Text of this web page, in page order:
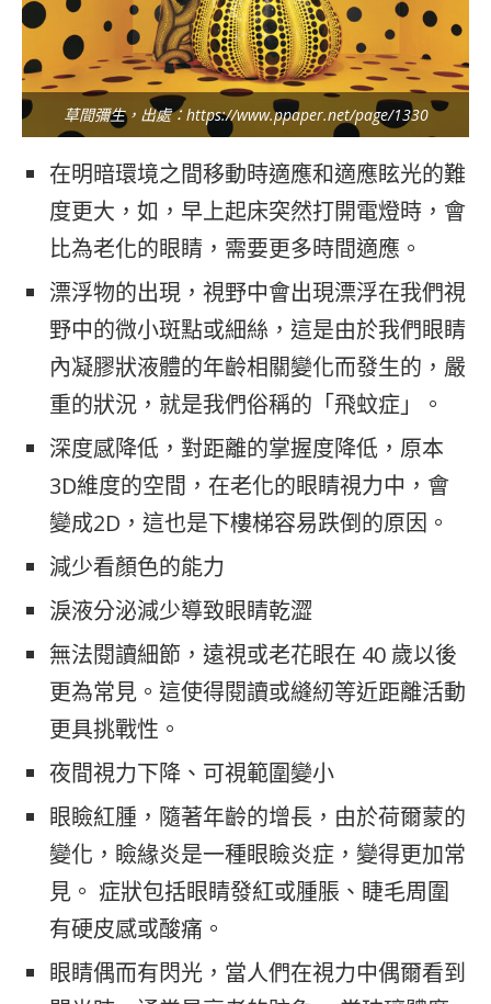
草間彌生，出處：https://www.ppaper.net/page/1330
在明暗環境之間移動時適應和適應眩光的難
度更大，如，早上起床突然打開電燈時，會
比為老化的眼睛，需要更多時間適應。
漂浮物的出現，視野中會出現漂浮在我們視
野中的微小斑點或細絲，這是由於我們眼睛
內凝膠狀液體的年齡相關變化而發生的，嚴
重的狀況，就是我們俗稱的「飛蚊症」。
深度感降低，對距離的掌握度降低，原本
3D維度的空間，在老化的眼睛視力中，會
變成2D，這也是下樓梯容易跌倒的原因。
減少看顏色的能力
淚液分泌減少導致眼睛乾澀
無法閱讀細節，遠視或老花眼在 40 歲以後
更為常見。這使得閱讀或縫紉等近距離活動
更具挑戰性。
夜間視力下降、可視範圍變小
眼瞼紅腫，隨著年齡的增長，由於荷爾蒙的
變化，瞼緣炎是一種眼瞼炎症，變得更加常
見。 症狀包括眼睛發紅或腫脹、睫毛周圍
有硬皮感或酸痛。
眼睛偶而有閃光，當人們在視力中偶爾看到